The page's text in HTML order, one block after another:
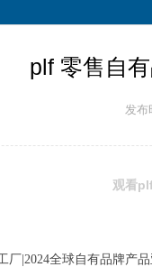
plf 零售自
发布
观看
厂|2024全球自有品牌产